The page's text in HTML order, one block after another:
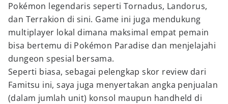
Pokémon legendaris seperti Tornadus, Landorus,
dan Terrakion di sini. Game ini juga mendukung
multiplayer lokal dimana maksimal empat pemain
bisa bertemu di Pokémon Paradise dan menjelajahi
dungeon spesial bersama.
Seperti biasa, sebagai pelengkap skor review dari
Famitsu ini, saya juga menyertakan angka penjualan
(dalam jumlah unit) konsol maupun handheld di